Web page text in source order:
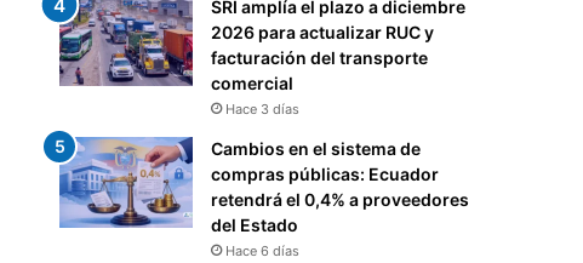
SRI amplía el plazo a diciembre
2026 para actualizar RUC y
facturación del transporte
comercial
Hace 3 días
Cambios en el sistema de
compras públicas: Ecuador
retendrá el 0,4% a proveedores
del Estado
Hace 6 días